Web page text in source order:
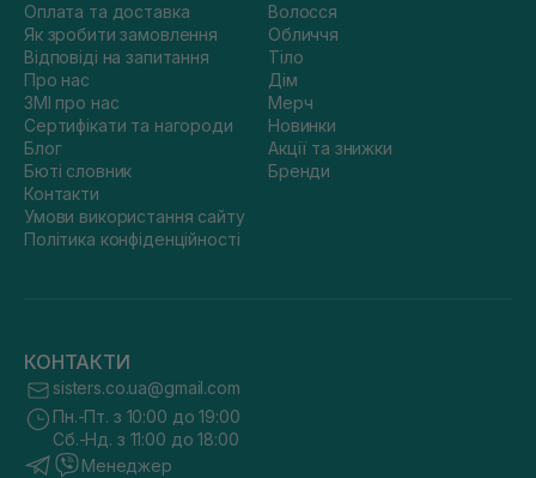
Оплата та доставка
Як зробити замовлення
Відповіді на запитання
Про нас
ЗМІ про нас
Сертифікати та нагороди
Блог
Бюті словник
Контакти
Умови використання сайту
Політика конфіденційності
Волосся
Обличчя
Тіло
Дім
Мерч
Новинки
Акції та знижки
Бренди
КОНТАКТИ
sisters.co.ua@gmail.com
Пн.-Пт. з 10:00 до 19:00
Сб.-Нд. з 11:00 до 18:00
Менеджер